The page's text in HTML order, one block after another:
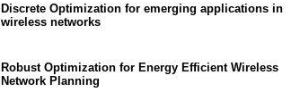
Discrete Optimization for emerging applications in
wireless networks
Robust Optimization for Energy Efficient Wireless
Network Planning